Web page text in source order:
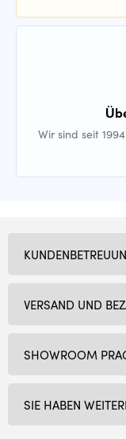
Wir sind seit
SHOWROOM
SIE HABEN
VERSAND UND